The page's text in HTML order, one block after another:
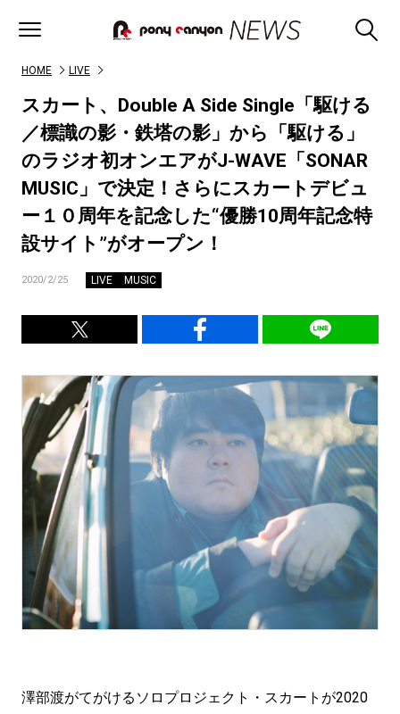
HOME LIVE
スカート、Double A Side Single「駆ける
／標識の影・鉄塔の影」から「駆ける」
のラジオ初オンエアがJ-WAVE「SONAR
MUSIC」で決定！さらにスカートデビュ
ー１０周年を記念した“優勝10周年記念特
設サイト”がオープン！
2020/2/25 LIVE MUSIC
澤部渡がてがけるソロプロジェクト・スカートが2020